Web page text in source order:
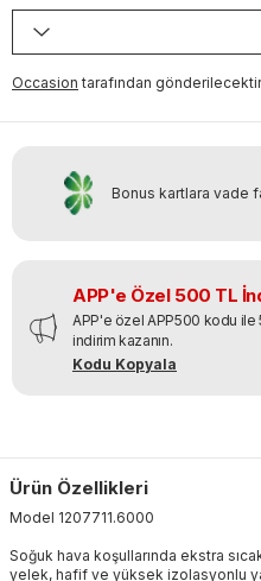
Occasion tarafından
Bonus kartlara vade
APP'e Özel 500 TL
APP'e özel APP500 kodu
indirim kazanın.
Kodu Kopyala
Ürün Özellikleri
Model 1207711.6000
Soğuk hava koşullarında ekstra
yelek, hafif ve yüksek izolasyonlu